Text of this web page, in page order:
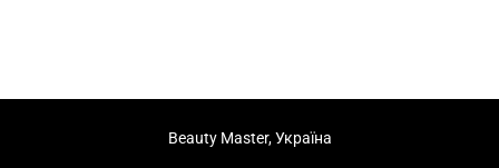
Beauty Master, Україна